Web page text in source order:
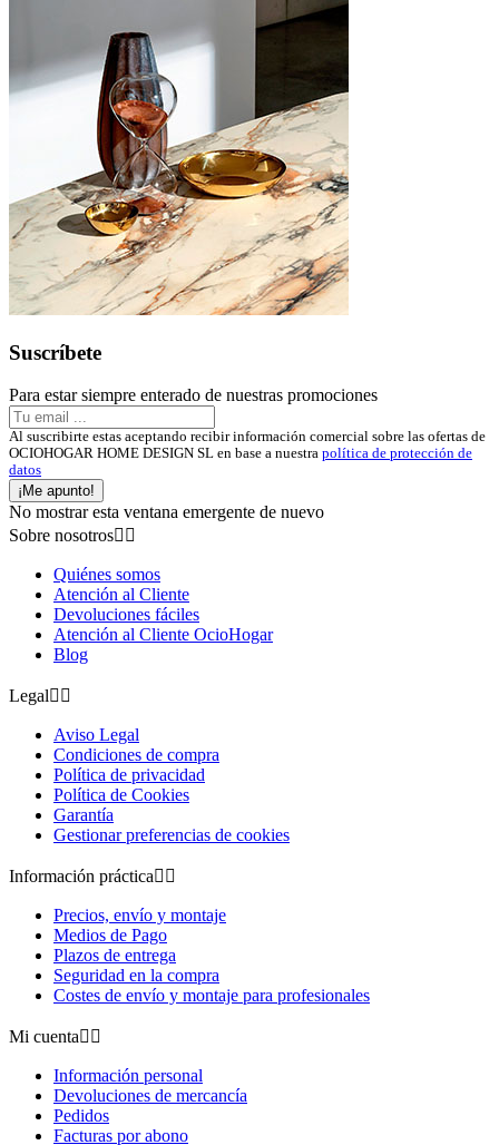
Suscríbete
Para estar siempre enterado de nuestras promociones
Al suscribirte estas aceptando recibir información comercial sobre las ofertas de
OCIOHOGAR HOME DESIGN SL en base a nuestra política de protección de
datos
¡Me apunto!
No mostrar esta ventana emergente de nuevo
Sobre nosotros 
Quiénes somos
Atención al Cliente
Devoluciones fáciles
Atención al Cliente OcioHogar
Blog
Legal 
Aviso Legal
Condiciones de compra
Política de privacidad
Política de Cookies
Garantía
Gestionar preferencias de cookies
Información práctica 
Precios, envío y montaje
Medios de Pago
Plazos de entrega
Seguridad en la compra
Costes de envío y montaje para profesionales
Mi cuenta 
Información personal
Devoluciones de mercancía
Pedidos
Facturas por abono